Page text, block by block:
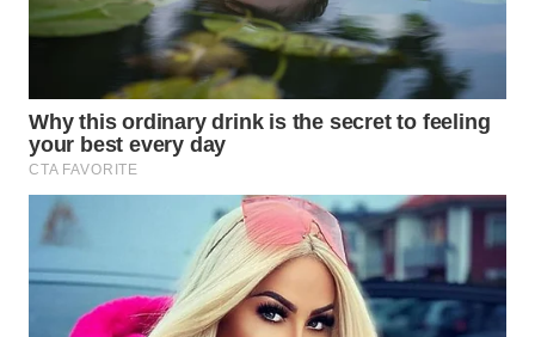
OTOMOTIF
WAHANA
HEALTH
WAHANA
DESA
LAPAK
WAHANA